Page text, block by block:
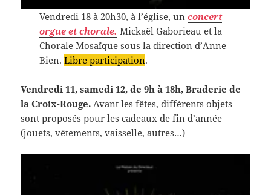
Vendredi 18 à 20h30, à l’église, un concert
orgue et chorale. Mickaël Gaborieau et la
Chorale Mosaïque sous la direction d’Anne
Bien. Libre participation.
Vendredi 11, samedi 12, de 9h à 18h, Braderie de
la Croix-Rouge. Avant les fêtes, différents objets
sont proposés pour les cadeaux de fin d’année
(jouets, vêtements, vaisselle, autres…)